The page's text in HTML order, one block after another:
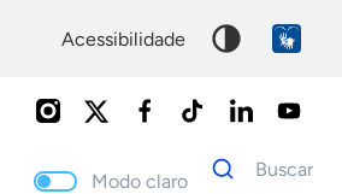
acessibilidade
Modo claro
Dados
para
Buscar